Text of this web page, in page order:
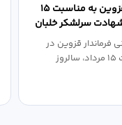
پیام فرماندار قزوین به مناسبت ۱۵
شهادت سرلشکر خلبان
فرماندار قزوین در
پیامی به مناسبت ۱۵ مرداد، سالروز